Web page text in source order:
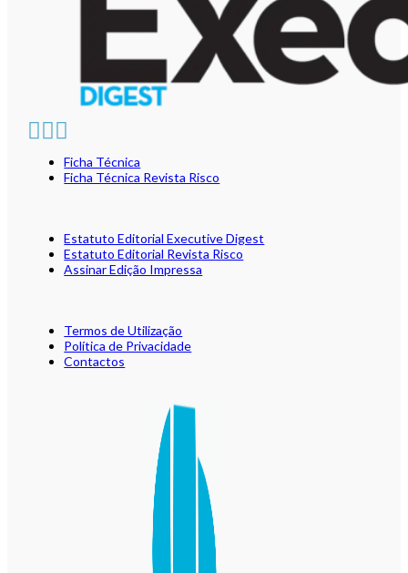
Ficha Técnica
Ficha Técnica Revista Risco
Estatuto Editorial Executive Digest
Estatuto Editorial Revista Risco
Assinar Edição Impressa
Termos de Utilização
Política de Privacidade
Contactos